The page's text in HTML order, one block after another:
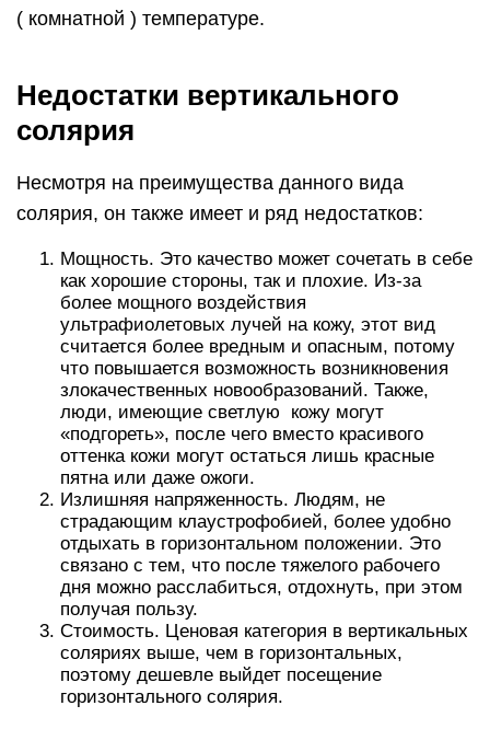
( комнатной ) температуре.
Недостатки вертикального
солярия
Несмотря на преимущества данного вида
солярия, он также имеет и ряд недостатков:
Мощность. Это качество может сочетать в себе
как хорошие стороны, так и плохие. Из-за
более мощного воздействия
ультрафиолетовых лучей на кожу, этот вид
считается более вредным и опасным, потому
что повышается возможность возникновения
злокачественных новообразований. Также,
люди, имеющие светлую кожу могут
«подгореть», после чего вместо красивого
оттенка кожи могут остаться лишь красные
пятна или даже ожоги.
Излишняя напряженность. Людям, не
страдающим клаустрофобией, более удобно
отдыхать в горизонтальном положении. Это
связано с тем, что после тяжелого рабочего
дня можно расслабиться, отдохнуть, при этом
получая пользу.
Стоимость. Ценовая категория в вертикальных
соляриях выше, чем в горизонтальных,
поэтому дешевле выйдет посещение
горизонтального солярия.